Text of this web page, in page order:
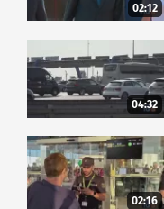
CRONACA
02:12
04:32
02:16